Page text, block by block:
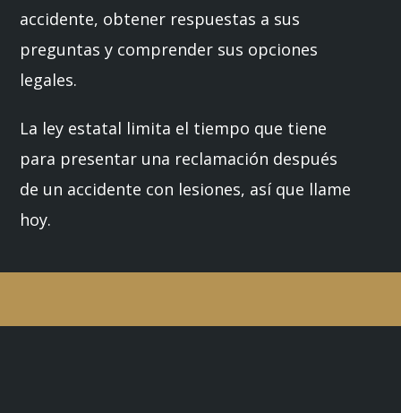
accidente, obtener respuestas a sus
preguntas y comprender sus opciones
legales.
La ley estatal limita el tiempo que tiene
para presentar una reclamación después
de un accidente con lesiones, así que llame
hoy.